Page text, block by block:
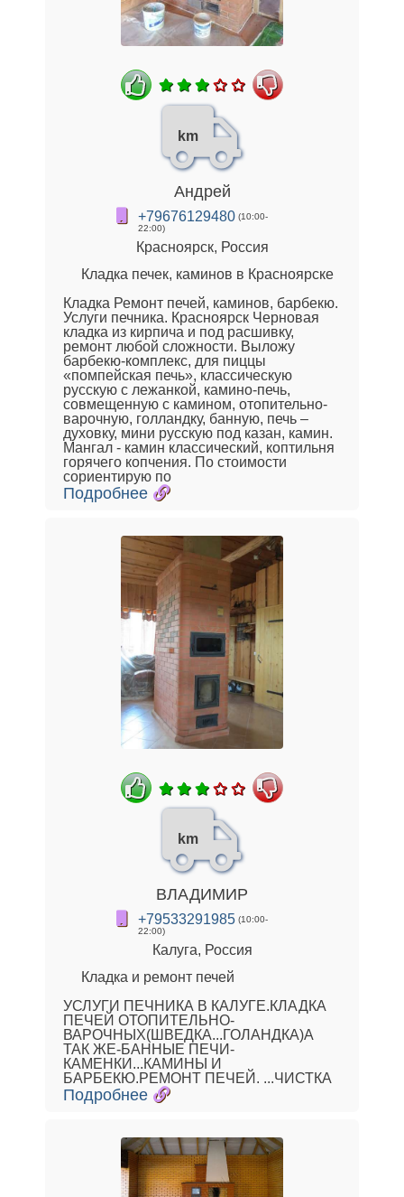
km
Андрей
+79676129480 (10:00-
22:00)
Красноярск, Россия
Кладка печек, каминов в Красноярске
Кладка Ремонт печей, каминов, барбекю.
Услуги печника. Красноярск Черновая
кладка из кирпича и под расшивку,
ремонт любой сложности. Выложу
барбекю-комплекс, для пиццы
«помпейская печь», классическую
русскую с лежанкой, камино-печь,
совмещенную с камином, отопительно-
варочную, голландку, банную, печь –
духовку, мини русскую под казан, камин.
Мангал - камин классический, коптильня
горячего копчения. По стоимости
сориентирую по
Подробнее
km
ВЛАДИМИР
+79533291985 (10:00-
22:00)
Калуга, Россия
Кладка и ремонт печей
УСЛУГИ ПЕЧНИКА В КАЛУГЕ.КЛАДКА
ПЕЧЕЙ ОТОПИТЕЛЬНО-
ВАРОЧНЫХ(ШВЕДКА...ГОЛАНДКА)А
ТАК ЖЕ-БАННЫЕ ПЕЧИ-
КАМЕНКИ...КАМИНЫ И
БАРБЕКЮ.РЕМОНТ ПЕЧЕЙ. ...ЧИСТКА
Подробнее